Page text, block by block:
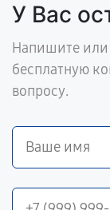
У Вас
Напишите или
бесплатную
вопросу.